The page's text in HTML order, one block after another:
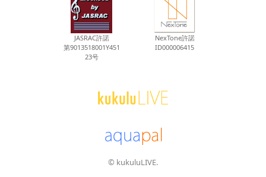
JASRAC許諾
第9013518001Y451
23号
NexTone許諾
ID000006415
© kukuluLIVE.